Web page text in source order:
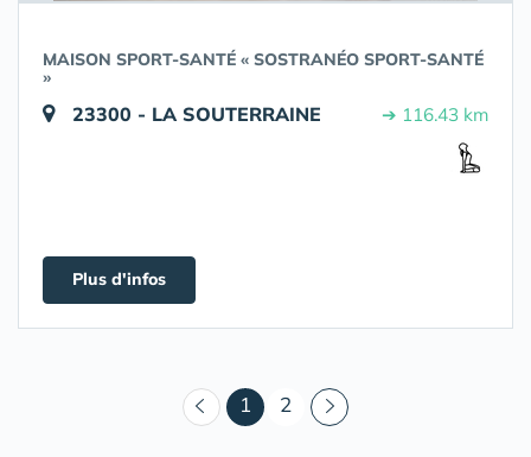
MAISON SPORT-SANTÉ « SOSTRANÉO SPORT-SANTÉ
»
23300 - LA SOUTERRAINE ➔ 116.43 km
Plus d'infos
1 (courant)
2